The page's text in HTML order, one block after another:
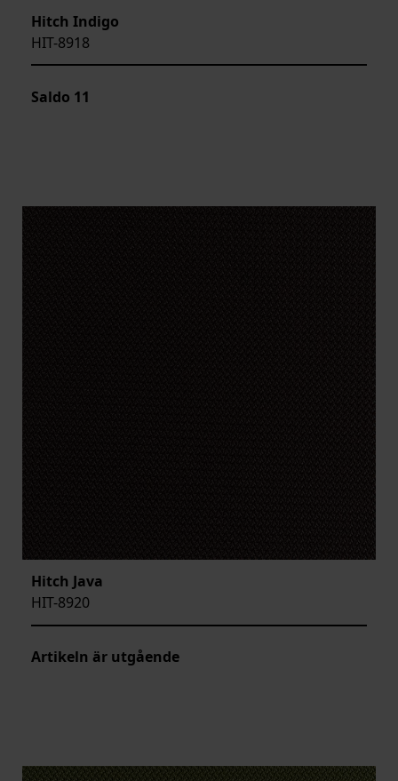
Hitch Indigo
HIT-8918
Saldo 11
Hitch Java
HIT-8920
Artikeln är utgående